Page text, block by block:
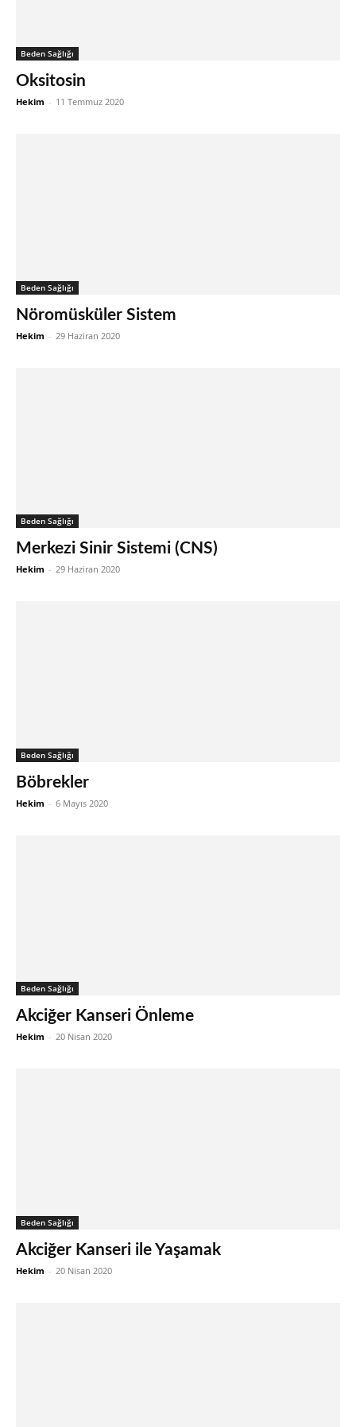
Beden Sağlığı
Oksitosin
Hekim - 11 Temmuz 2020
Beden Sağlığı
Nöromüsküler Sistem
Hekim - 29 Haziran 2020
Beden Sağlığı
Merkezi Sinir Sistemi (CNS)
Hekim - 29 Haziran 2020
Beden Sağlığı
Böbrekler
Hekim - 6 Mayıs 2020
Beden Sağlığı
Akciğer Kanseri Önleme
Hekim - 20 Nisan 2020
Beden Sağlığı
Akciğer Kanseri ile Yaşamak
Hekim - 20 Nisan 2020